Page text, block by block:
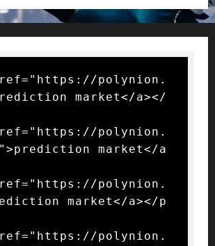
polynion.
market</a></
polynion.
market</a
polynion.
market</a></p
polynion.